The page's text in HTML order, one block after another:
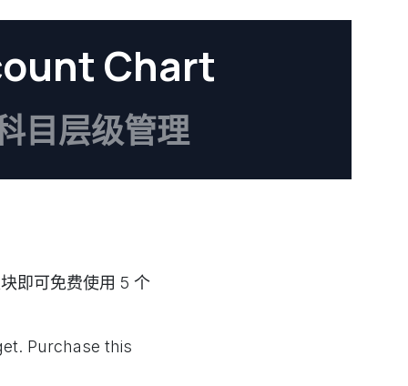
Chart
目层级管理
即可免费使用 5 个
Purchase this